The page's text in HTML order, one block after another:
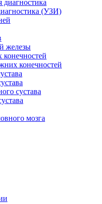
(УЗИ)
железы
конечностей
сустава
мозга